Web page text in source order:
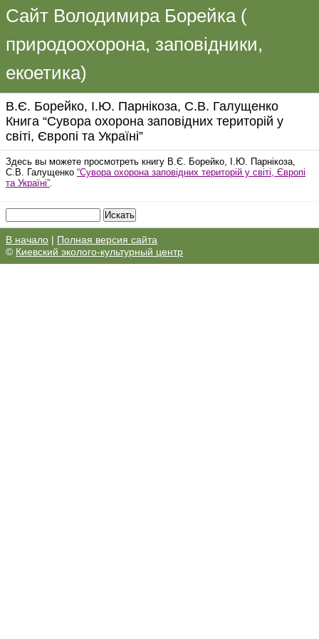
Сайт Володимира Борейка (
природоохорона, заповідники,
екоетика)
В.Є. Борейко, І.Ю. Парнікоза, С.В. Галущенко
Книга “Сувора охорона заповідних територій у
світі, Європі та Україні”
Здесь вы можете просмотреть книгу В.Є. Борейко, І.Ю. Парнікоза,
С.В. Галущенко “Сувора охорона заповідних територій у світі, Європі
та Україні”.
В начало | Полная версия сайта
© Киевский эколого-культурный центр